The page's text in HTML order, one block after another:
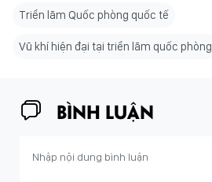
Triển lãm Quốc phòng quốc tế
Vũ khí hiện đại tại triển lãm quốc phòng
BÌNH LUẬN